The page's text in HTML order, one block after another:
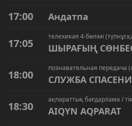
17:00 Андатпа
17:05
телехикая 4-бөлімі
ШЫРАҒЫҢ
18:00
познавательная передача
СЛУЖБА
18:30
ақпараттық бағдарлама /
AIQYN AQPARAT